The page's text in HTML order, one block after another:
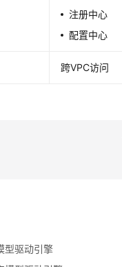
注册中心
配置中心
跨VPC访问
型驱动引擎